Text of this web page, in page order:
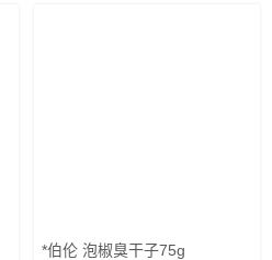
*伯伦 泡椒臭干子75g